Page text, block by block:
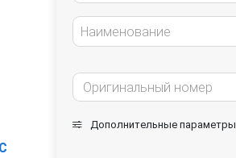
Наименование
Дополнительные параметры